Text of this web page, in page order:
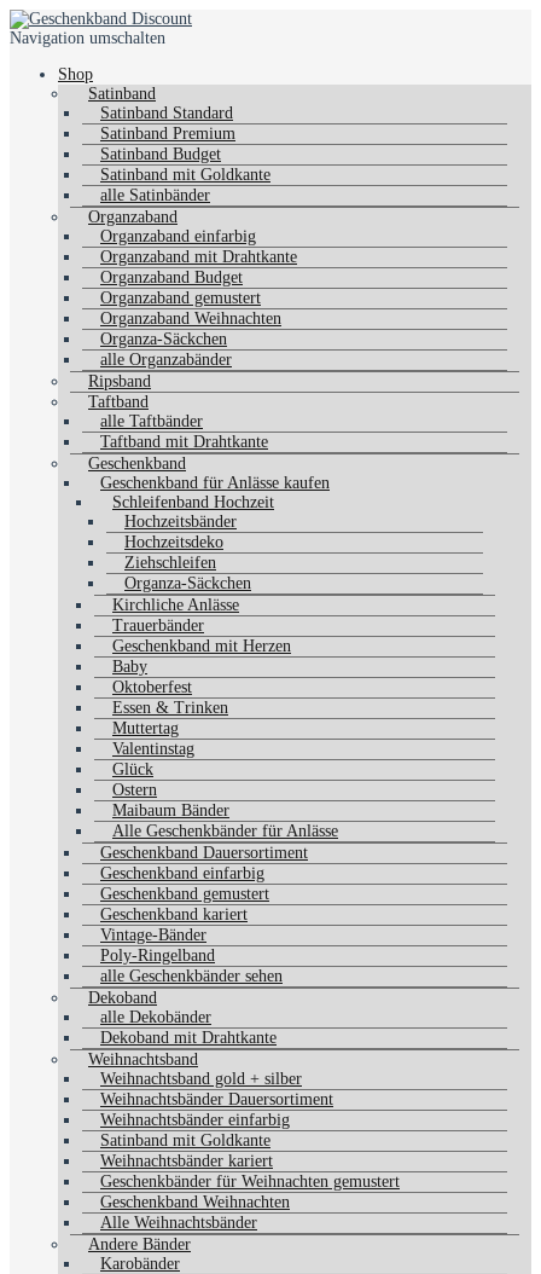
Navigation umschalten
Shop
Satinband
Satinband Standard
Satinband Premium
Satinband Budget
Satinband mit Goldkante
alle Satinbänder
Organzaband
Organzaband einfarbig
Organzaband mit Drahtkante
Organzaband Budget
Organzaband gemustert
Organzaband Weihnachten
Organza-Säckchen
alle Organzabänder
Ripsband
Taftband
alle Taftbänder
Taftband mit Drahtkante
Geschenkband
Geschenkband für Anlässe kaufen
Schleifenband Hochzeit
Hochzeitsbänder
Hochzeitsdeko
Ziehschleifen
Organza-Säckchen
Kirchliche Anlässe
Trauerbänder
Geschenkband mit Herzen
Baby
Oktoberfest
Essen & Trinken
Muttertag
Valentinstag
Glück
Ostern
Maibaum Bänder
Alle Geschenkbänder für Anlässe
Geschenkband Dauersortiment
Geschenkband einfarbig
Geschenkband gemustert
Geschenkband kariert
Vintage-Bänder
Poly-Ringelband
alle Geschenkbänder sehen
Dekoband
alle Dekobänder
Dekoband mit Drahtkante
Weihnachtsband
Weihnachtsband gold + silber
Weihnachtsbänder Dauersortiment
Weihnachtsbänder einfarbig
Satinband mit Goldkante
Weihnachtsbänder kariert
Geschenkbänder für Weihnachten gemustert
Geschenkband Weihnachten
Alle Weihnachtsbänder
Andere Bänder
Karobänder